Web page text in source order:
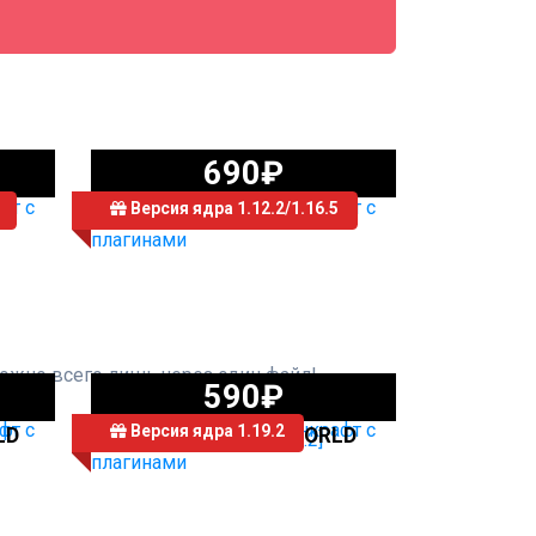
Версия ядра 1.12.2/1.16.5
690₽
СЕРВЕР SHULKER
всего лишь через один файл!
Версия ядра 1.19.2
590₽
СЕРВЕР UNIQUEWORLD